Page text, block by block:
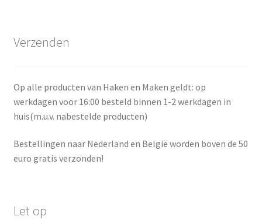
Verzenden
Op alle producten van Haken en Maken geldt: op
werkdagen voor 16:00 besteld binnen 1-2 werkdagen in
huis(m.u.v. nabestelde producten)
Bestellingen naar Nederland en België worden boven de 50
euro gratis verzonden!
Let op